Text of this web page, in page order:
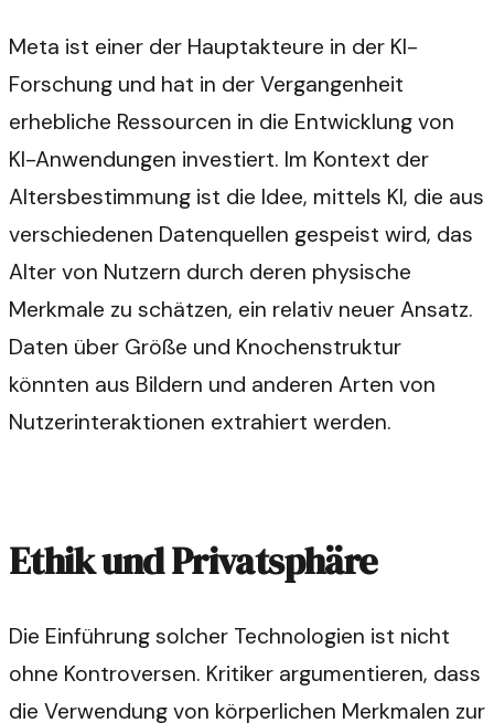
Meta ist einer der Hauptakteure in der KI-
Forschung und hat in der Vergangenheit
erhebliche Ressourcen in die Entwicklung von
KI-Anwendungen investiert. Im Kontext der
Altersbestimmung ist die Idee, mittels KI, die aus
verschiedenen Datenquellen gespeist wird, das
Alter von Nutzern durch deren physische
Merkmale zu schätzen, ein relativ neuer Ansatz.
Daten über Größe und Knochenstruktur
könnten aus Bildern und anderen Arten von
Nutzerinteraktionen extrahiert werden.
Ethik und Privatsphäre
Die Einführung solcher Technologien ist nicht
ohne Kontroversen. Kritiker argumentieren, dass
die Verwendung von körperlichen Merkmalen zur